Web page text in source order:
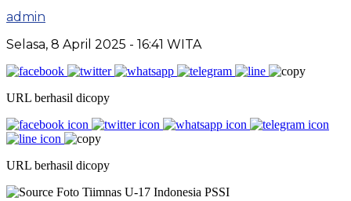
admin
Selasa, 8 April 2025 - 16:41 WITA
URL berhasil dicopy
URL berhasil dicopy